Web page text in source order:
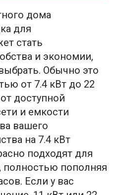
дома
для
стать
и экономии,
Обычно это
от 7.4 кВт до 22
доступной
и емкости
вашего
на 7.4 кВт
подходят для
полностью пополняя
Если у вас